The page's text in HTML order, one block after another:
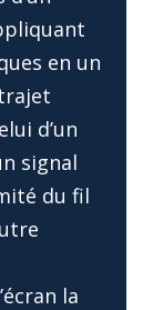
en un
d’un
signal
du fil
la